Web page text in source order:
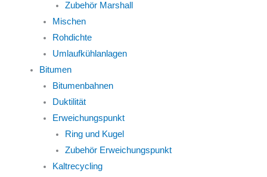
Zubehör Marshall
Mischen
Rohdichte
Umlaufkühlanlagen
Bitumen
Bitumenbahnen
Duktilität
Erweichungspunkt
Ring und Kugel
Zubehör Erweichungspunkt
Kaltrecycling